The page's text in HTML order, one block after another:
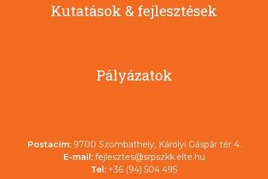
Kutatások & fejlesztések
Pályázatok
Postacím: 9700 Szombathely, Károlyi Gáspár tér 4.
E-mail: fejlesztes@srpszkk.elte.hu
Tel: +36 (94) 504 495